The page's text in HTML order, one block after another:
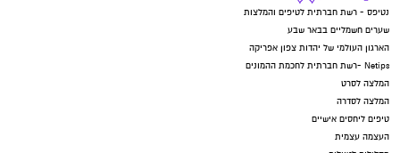
נטיפס - רשת חברתית לטיפים והמלצות
שערים חשמליים בבאר שבע
הארגון העולמי של יהדות צפון אפריקה
Netips -רשת חברתית לחכמת ההמונים
המלצה לסרט
המלצה לסדרה
טיפים ליחסים אישיים
העצמה עצמית